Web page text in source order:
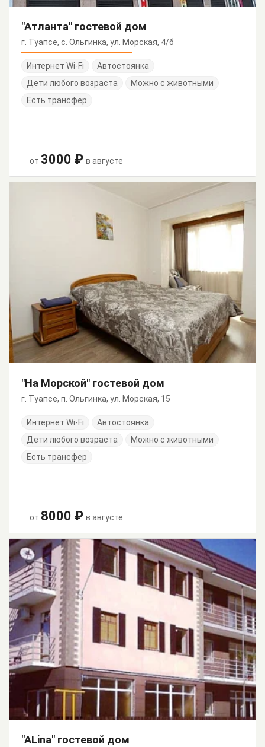
"Атланта" гостевой дом
г. Туапсе, с. Ольгинка, ул. Морская, 4/б
Интернет Wi-Fi
Автостоянка
Дети любого возраста
Можно с животными
Есть трансфер
от 3000 ₽ в августе
"На Морской" гостевой дом
г. Туапсе, п. Ольгинка, ул. Морская, 15
Интернет Wi-Fi
Автостоянка
Дети любого возраста
Можно с животными
Есть трансфер
от 8000 ₽ в августе
"ALina" гостевой дом